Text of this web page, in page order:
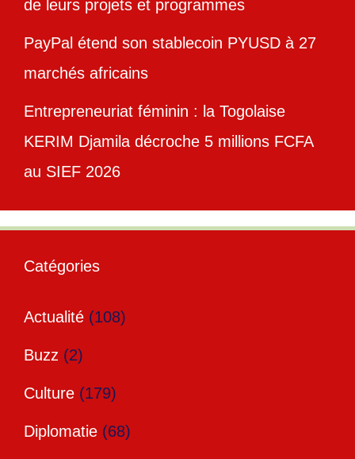
de leurs projets et programmes
PayPal étend son stablecoin PYUSD à 27
marchés africains
Entrepreneuriat féminin : la Togolaise
KERIM Djamila décroche 5 millions FCFA
au SIEF 2026
Catégories
Actualité (108)
Buzz (2)
Culture (179)
Diplomatie (68)